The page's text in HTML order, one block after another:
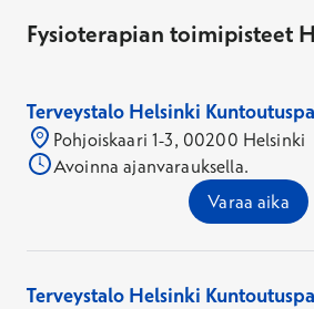
Fysioterapian toimipisteet
Terveystalo Helsinki
Pohjoiskaari 1-3, 00200 Helsinki
Avoinna ajanvarauksella.
Varaa aika
Terveystalo Helsinki